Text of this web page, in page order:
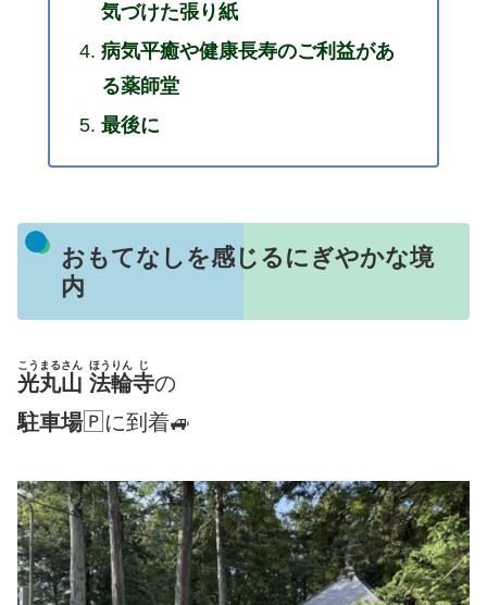
気づけた張り紙
病気平癒や健康長寿のご利益があ
る薬師堂
最後に
おもてなしを感じるにぎやかな境
内
光丸山
こうまるさん
法輪
ほうりん
寺
じ
の
駐車場🄿に到着🚙